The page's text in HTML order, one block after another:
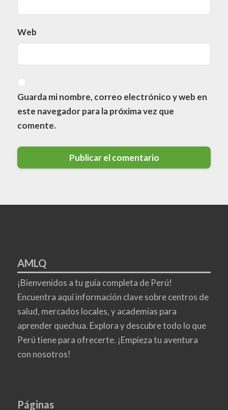
Web
Guarda mi nombre, correo electrónico y web en
este navegador para la próxima vez que
comente.
AMLQ
¡Bienvenidos a tu guía completa de Perú!
Encuentra aquí información clave sobre centros de
salud, mercados locales, y academias para
aprender quechua. Explora y descubre todo lo que
Perú tiene para ofrecerte. ¡Empieza tu aventura
con nosotros!
Páginas